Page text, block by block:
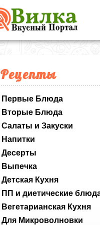
Рецепты
Первые Блюда
Вторые Блюда
Салаты и Закуски
Напитки
Десерты
Выпечка
Детская Кухня
ПП и диетические
Вегетарианская Кухня
Для Микроволновки